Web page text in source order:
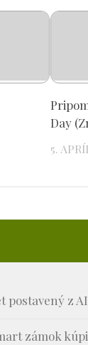
Day
5.
postavený z
zámok